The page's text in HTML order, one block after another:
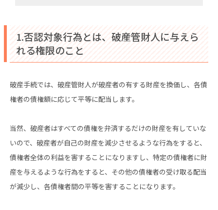
1.否認対象行為とは、破産管財人に与えら
れる権限のこと
破産手続では、破産管財人が破産者の有する財産を換価し、各債
権者の債権額に応じて平等に配当します。
当然、破産者はすべての債権を弁済するだけの財産を有していな
いので、破産者が自己の財産を減少させるような行為をすると、
債権者全体の利益を害することになりますし、特定の債権者に財
産を与えるような行為をすると、その他の債権者の受け取る配当
が減少し、各債権者間の平等を害することになります。